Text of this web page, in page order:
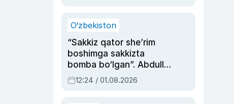
O‘zbekiston
“Sakkiz qator she’rim
boshimga sakkizta
bomba bo‘lgan”. Abdulla
Oripovni siyosiy
ayblovlardan asrab
12:24 / 01.08.2026